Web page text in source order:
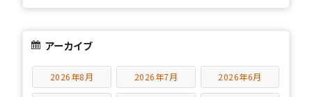
アーカイブ
2026年8月 2026年7月 2026年6月